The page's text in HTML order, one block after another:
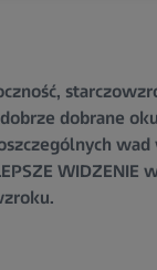
dobrane
WIDZENIE